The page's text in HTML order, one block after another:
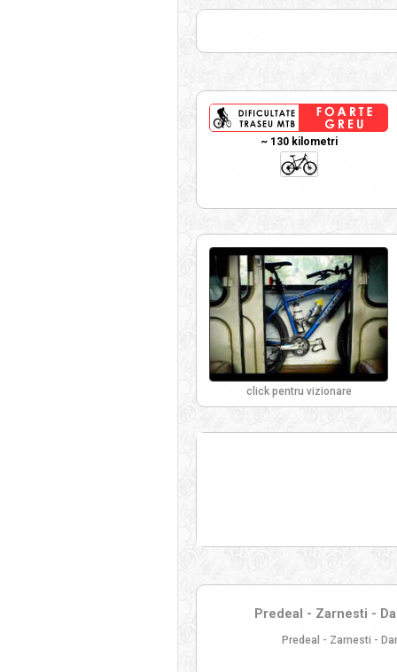
~ 130 kilometri
click pentru vizionare
Predeal - Zarnesti -
Predeal - Zarnesti -